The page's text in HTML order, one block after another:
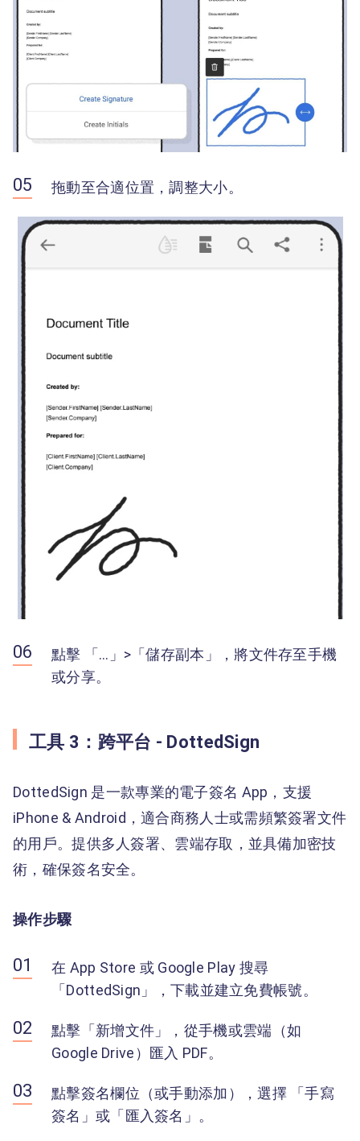
拖動至合適位置，調整大小。
點擊 「…」>「儲存副本」，將文件存至手機
或分享。
工具 3：跨平台 - DottedSign
DottedSign 是一款專業的電子簽名 App，支援
iPhone & Android，適合商務人士或需頻繁簽署文件
的用戶。提供多人簽署、雲端存取，並具備加密技
術，確保簽名安全。
操作步驟
在 App Store 或 Google Play 搜尋
「DottedSign」，下載並建立免費帳號。
點擊「新增文件」，從手機或雲端（如
Google Drive）匯入 PDF。
點擊簽名欄位（或手動添加），選擇 「手寫
簽名」或「匯入簽名」。